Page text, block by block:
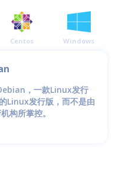
Centos Windows
，一款Linux发行
Linux发行版，而不是由
构所掌控。